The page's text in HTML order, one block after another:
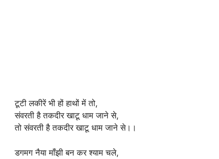
टूटी लकीरें भी हों हाथों में तो,
संवरती है तकदीर खाटू धाम जाने से,
तो संवरती है तकदीर खाटू धाम जाने से।।
डगमग नैया माँझी बन कर श्याम चले,